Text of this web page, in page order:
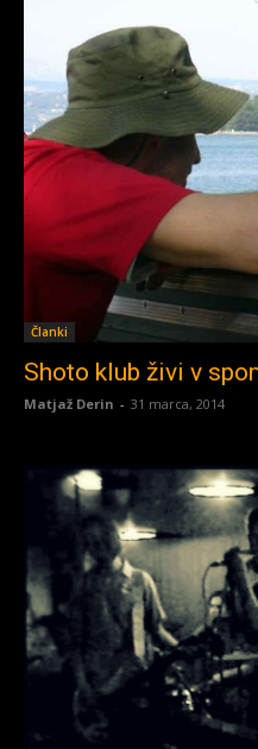
Članki
Shoto klub živi v
Matjaž Derin - 31 marca, 2014